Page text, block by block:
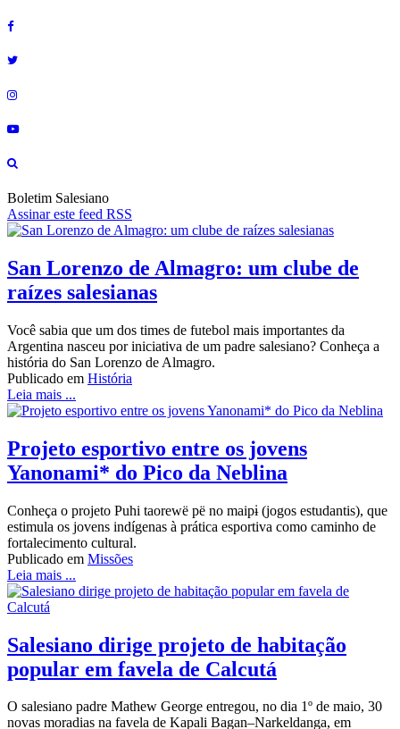
Boletim Salesiano
Assinar este feed RSS
San Lorenzo de Almagro: um clube de
raízes salesianas
Você sabia que um dos times de futebol mais importantes da
Argentina nasceu por iniciativa de um padre salesiano? Conheça a
história do San Lorenzo de Almagro.
Publicado em História
Leia mais ...
Projeto esportivo entre os jovens
Yanonami* do Pico da Neblina
Conheça o projeto Puhi taorewë pë no maipɨ (jogos estudantis), que
estimula os jovens indígenas à prática esportiva como caminho de
fortalecimento cultural.
Publicado em Missões
Leia mais ...
Salesiano dirige projeto de habitação
popular em favela de Calcutá
O salesiano padre Mathew George entregou, no dia 1º de maio, 30
novas moradias na favela de Kapali Bagan–Narkeldanga, em